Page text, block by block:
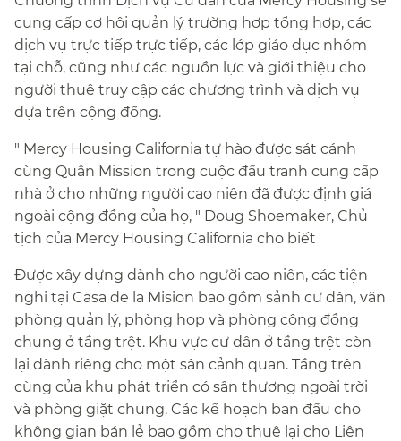
cung cấp cơ hội quản lý trường hợp tổng hợp, các
dịch vụ trực tiếp trực tiếp, các lớp giáo dục nhóm
tại chỗ, cũng như các nguồn lực và giới thiệu cho
người thuê truy cập các chương trình và dịch vụ
dựa trên cộng đồng.​​
" Mercy Housing California tự hào được sát cánh
cùng Quận Mission trong cuộc đấu tranh cung cấp
nhà ở cho những người cao niên đã được định giá
ngoài cộng đồng của họ, " Doug Shoemaker, Chủ
tịch của Mercy Housing California cho biết​​
Được xây dựng dành cho người cao niên, các tiện
nghi tại Casa de la Mision bao gồm sảnh cư dân, văn
phòng quản lý, phòng họp và phòng cộng đồng
chung ở tầng trệt. Khu vực cư dân ở tầng trệt còn
lại dành riêng cho một sân cảnh quan. Tầng trên
cùng của khu phát triển có sân thượng ngoài trời
và phòng giặt chung. Các kế hoạch ban đầu cho
không gian bán lẻ bao gồm cho thuê lại cho Liên